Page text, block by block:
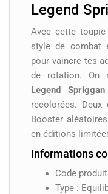
Legend
Avec cette toupie
style de combat
pour vaincre tes
de rotation. On
Legend Spriggan
recolorées.
Booster
en éditions
Informations
Code
Type :